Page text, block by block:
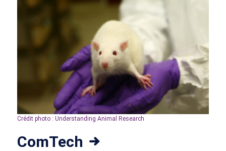
Crédit photo : Understanding Animal Research
ComTech